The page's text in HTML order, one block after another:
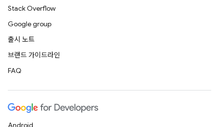
Stack Overflow
Google group
출시 노트
브랜드 가이드라인
FAQ
Android